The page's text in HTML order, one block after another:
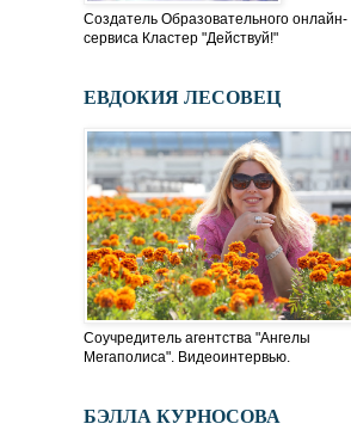
Создатель Образовательного онлайн-
сервиса Кластер "Действуй!"
ЕВДОКИЯ ЛЕСОВЕЦ
Соучредитель агентства "Ангелы
Мегаполиса". Видеоинтервью.
БЭЛЛА КУРНОСОВА